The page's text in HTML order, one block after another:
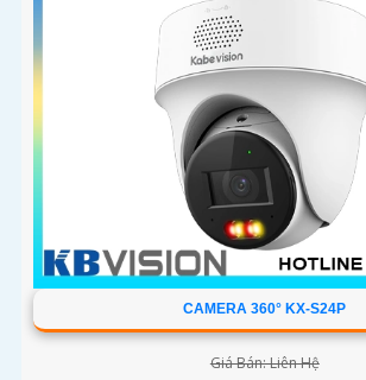
CAMERA 360° KX-S24P
Giá Bán: Liên Hệ